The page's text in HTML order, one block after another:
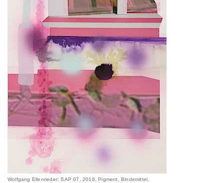
Wolfgang Ellenrieder: SAP 07, 2016, Pigment, Bindemittel,